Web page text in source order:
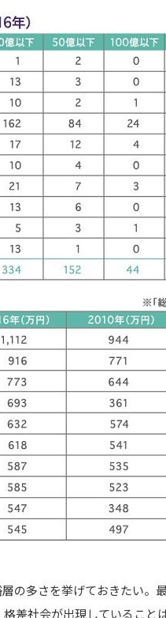
の多さを挙げておきたい。
差社会が出現していること